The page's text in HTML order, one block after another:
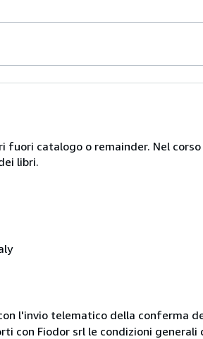
fuori catalogo o remainder. Nel
libri.
l'invio telematico della conferma
con Fiodor srl le condizioni